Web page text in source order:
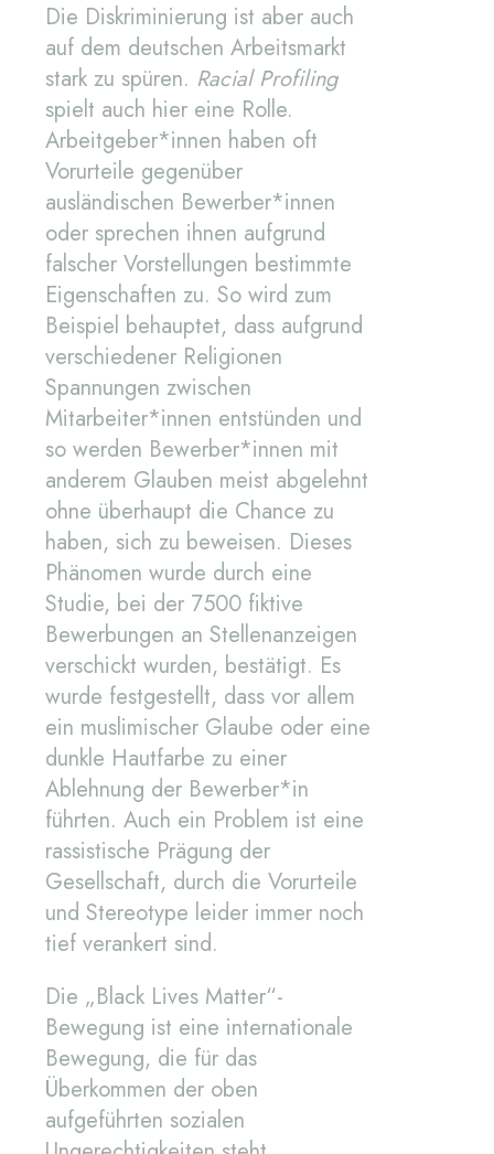
Die Diskriminierung ist aber auch
auf dem deutschen Arbeitsmarkt
stark zu spüren. Racial Profiling
spielt auch hier eine Rolle.
Arbeitgeber*innen haben oft
Vorurteile gegenüber
ausländischen Bewerber*innen
oder sprechen ihnen aufgrund
falscher Vorstellungen bestimmte
Eigenschaften zu. So wird zum
Beispiel behauptet, dass aufgrund
verschiedener Religionen
Spannungen zwischen
Mitarbeiter*innen entstünden und
so werden Bewerber*innen mit
anderem Glauben meist abgelehnt
ohne überhaupt die Chance zu
haben, sich zu beweisen. Dieses
Phänomen wurde durch eine
Studie, bei der 7500 fiktive
Bewerbungen an Stellenanzeigen
verschickt wurden, bestätigt. Es
wurde festgestellt, dass vor allem
ein muslimischer Glaube oder eine
dunkle Hautfarbe zu einer
Ablehnung der Bewerber*in
führten. Auch ein Problem ist eine
rassistische Prägung der
Gesellschaft, durch die Vorurteile
und Stereotype leider immer noch
tief verankert sind.
Die „Black Lives Matter“-
Bewegung ist eine internationale
Bewegung, die für das
Überkommen der oben
aufgeführten sozialen